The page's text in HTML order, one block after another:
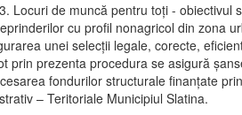
Locuri de muncă pentru toţi - obiectivul
cu profil nonagricol din zona
unei selecții legale, corecte,
prin prezenta procedura se asigură
fondurilor structurale finanţate
– Teritoriale Municipiul Slatina.